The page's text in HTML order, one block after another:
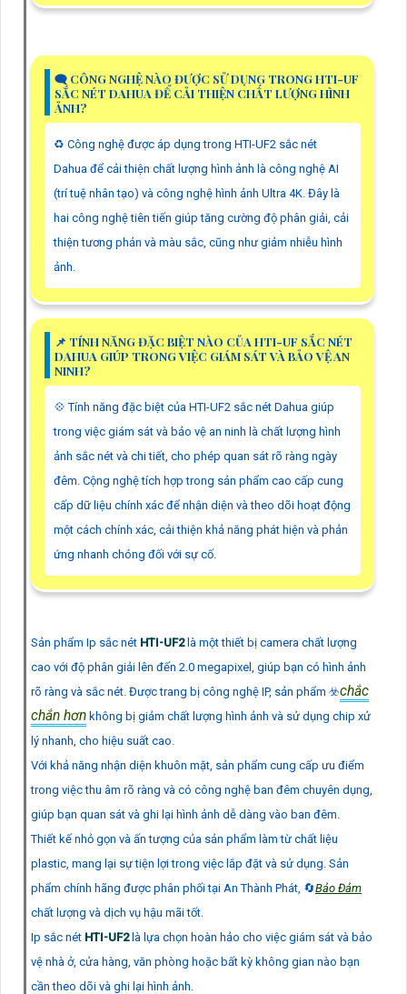
🗨️ CÔNG NGHỆ NÀO ĐƯỢC SỬ DỤNG TRONG HTI-UF
SẮC NÉT DAHUA ĐỂ CẢI THIỆN CHẤT LƯỢNG HÌNH
ẢNH?
♻️ Công nghệ được áp dụng trong HTI-UF2 sắc nét
Dahua để cải thiện chất lượng hình ảnh là công nghệ AI
(trí tuệ nhân tạo) và công nghệ hình ảnh Ultra 4K. Đây là
hai công nghệ tiên tiến giúp tăng cường độ phân giải, cải
thiện tương phản và màu sắc, cũng như giảm nhiễu hình
ảnh.
📌 TÍNH NĂNG ĐẶC BIỆT NÀO CỦA HTI-UF SẮC NÉT
DAHUA GIÚP TRONG VIỆC GIÁM SÁT VÀ BẢO VỆ AN
NINH?
💠 Tính năng đặc biệt của HTI-UF2 sắc nét Dahua giúp
trong việc giám sát và bảo vệ an ninh là chất lượng hình
ảnh sắc nét và chi tiết, cho phép quan sát rõ ràng ngày
đêm. Cộng nghệ tích hợp trong sản phẩm cao cấp cung
cấp dữ liệu chính xác để nhận diện và theo dõi hoạt động
một cách chính xác, cải thiện khả năng phát hiện và phản
ứng nhanh chóng đối với sự cố.
Sản phẩm Ip sắc nét HTI-UF2 là một thiết bị camera chất lượng
cao với độ phân giải lên đến 2.0 megapixel, giúp bạn có hình ảnh
rõ ràng và sắc nét. Được trang bị công nghệ IP, sản phẩm ☣️chắc
chắn hơn không bị giảm chất lượng hình ảnh và sử dụng chip xử
lý nhanh, cho hiệu suất cao.
Với khả năng nhận diện khuôn mặt, sản phẩm cung cấp ưu điểm
trong việc thu âm rõ ràng và có công nghệ ban đêm chuyên dụng,
giúp bạn quan sát và ghi lại hình ảnh dễ dàng vào ban đêm.
Thiết kế nhỏ gọn và ấn tượng của sản phẩm làm từ chất liệu
plastic, mang lại sự tiện lợi trong việc lắp đặt và sử dụng. Sản
phẩm chính hãng được phân phối tại An Thành Phát, 🔄Bảo Đảm
chất lượng và dịch vụ hậu mãi tốt.
Ip sắc nét HTI-UF2 là lựa chọn hoàn hảo cho việc giám sát và bảo
vệ nhà ở, cửa hàng, văn phòng hoặc bất kỳ không gian nào bạn
cần theo dõi và ghi lại hình ảnh.